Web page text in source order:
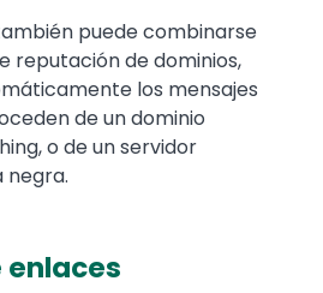
puede combinarse
reputación de dominios,
los mensajes
de un dominio
o de un servidor
negra.
enlaces